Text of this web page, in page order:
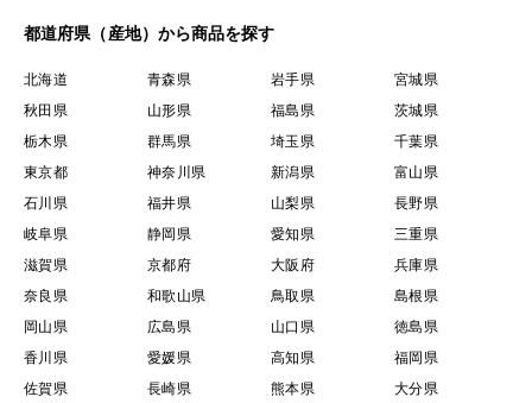
都道府県（産地）から商品を探す
北海道 青森県 岩手県
宮城県
秋田県
山形県 福島県
茨城県
栃木県
群馬県 埼玉県
千葉県
東京都
神奈川県 新潟県
富山県
石川県
福井県 山梨県
長野県
岐阜県
静岡県 愛知県
三重県
滋賀県
京都府 大阪府
兵庫県
奈良県
和歌山県 鳥取県
島根県
岡山県
広島県 山口県
徳島県
香川県
愛媛県 高知県
福岡県
佐賀県
長崎県 熊本県 大分県